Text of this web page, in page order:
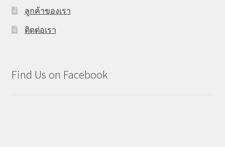
ลูกค้าของเรา
ติดต่อเรา
Find Us on Facebook